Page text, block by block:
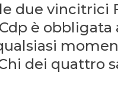
due vincitrici
è
dei quattro